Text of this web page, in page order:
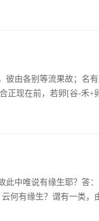
彼由各别等流果故；名
正现在前，若卵[谷-禾+
此中唯说有缘生耶？答
何有缘生？谓有一类，